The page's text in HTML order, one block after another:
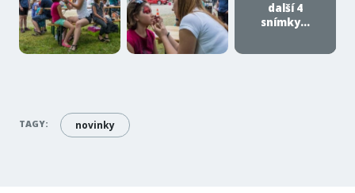
další 4
snímky...
TAGY: novinky